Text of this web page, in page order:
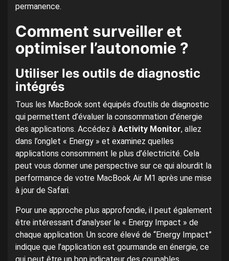
permanence.
Comment surveiller et
optimiser l’autonomie ?
Utiliser les outils de diagnostic
intégrés
Tous les MacBook sont équipés d’outils de diagnostic
qui permettent d’évaluer la consommation d’énergie
des applications. Accédez à Activity Monitor, allez
dans l’onglet « Energy » et examinez quelles
applications consomment le plus d’électricité. Cela
peut vous donner une perspective sur ce qui alourdit la
performance de votre MacBook Air M1 après une mise
à jour de Safari.
Pour une approche plus approfondie, il peut également
être intéressant d’analyser le « Energy Impact » de
chaque application. Un score élevé de “Energy Impact”
indique que l’application est gourmande en énergie, ce